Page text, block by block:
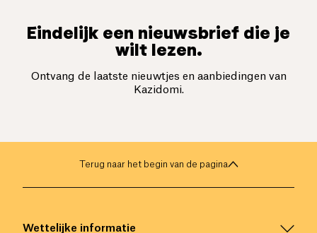
Eindelijk een nieuwsbrief die je
wilt lezen.
Ontvang de laatste nieuwtjes en aanbiedingen van
Kazidomi.
Terug naar het begin van de pagina
Wettelijke informatie